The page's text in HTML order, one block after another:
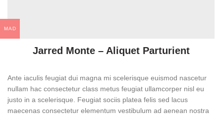
Jarred Monte – Aliquet Parturient
Ante iaculis feugiat dui magna mi scelerisque euismod nascetur
nullam hac consectetur class metus feugiat ullamcorper nisl eu
justo in a scelerisque. Feugiat sociis platea felis sed lacus
maecenas consectetur elementum vestibulum ad aenean nostra
MAD